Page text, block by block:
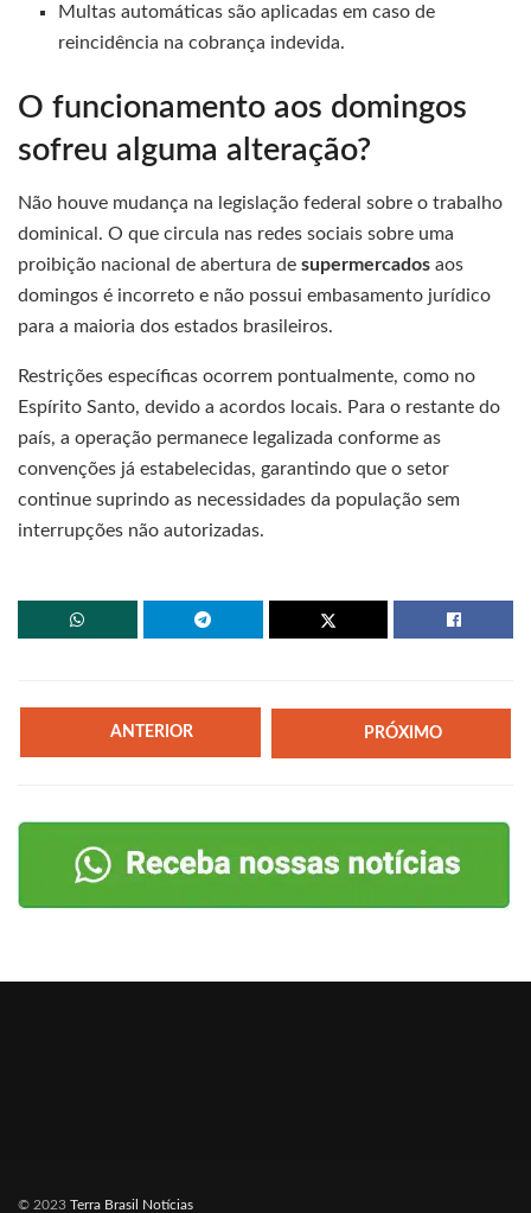
Multas automáticas são aplicadas em caso de
reincidência na cobrança indevida.
O funcionamento aos domingos
sofreu alguma alteração?
Não houve mudança na legislação federal sobre o trabalho
dominical. O que circula nas redes sociais sobre uma
proibição nacional de abertura de supermercados aos
domingos é incorreto e não possui embasamento jurídico
para a maioria dos estados brasileiros.
Restrições específicas ocorrem pontualmente, como no
Espírito Santo, devido a acordos locais. Para o restante do
país, a operação permanece legalizada conforme as
convenções já estabelecidas, garantindo que o setor
continue suprindo as necessidades da população sem
interrupções não autorizadas.
ANTERIOR PRÓXIMO
© 2023 Terra Brasil Notícias